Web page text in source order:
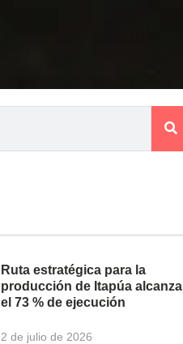
Ruta estratégica para la
producción de Itapúa alcanza
el 73 % de ejecución
2 de julio de 2026